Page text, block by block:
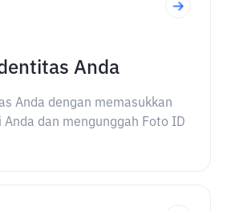
Anda
Anda dengan memasukkan
dan mengunggah Foto ID